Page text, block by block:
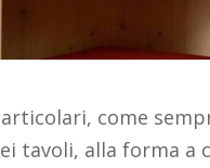
come
tavoli, alla forma